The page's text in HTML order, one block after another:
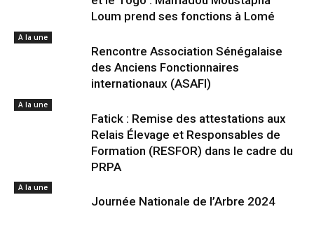
Loum prend ses fonctions à Lomé
A la une
Rencontre Association Sénégalaise
des Anciens Fonctionnaires
internationaux (ASAFI)
A la une
Fatick : Remise des attestations aux
Relais Élevage et Responsables de
Formation (RESFOR) dans le cadre du
PRPA
A la une
Journée Nationale de l’Arbre 2024